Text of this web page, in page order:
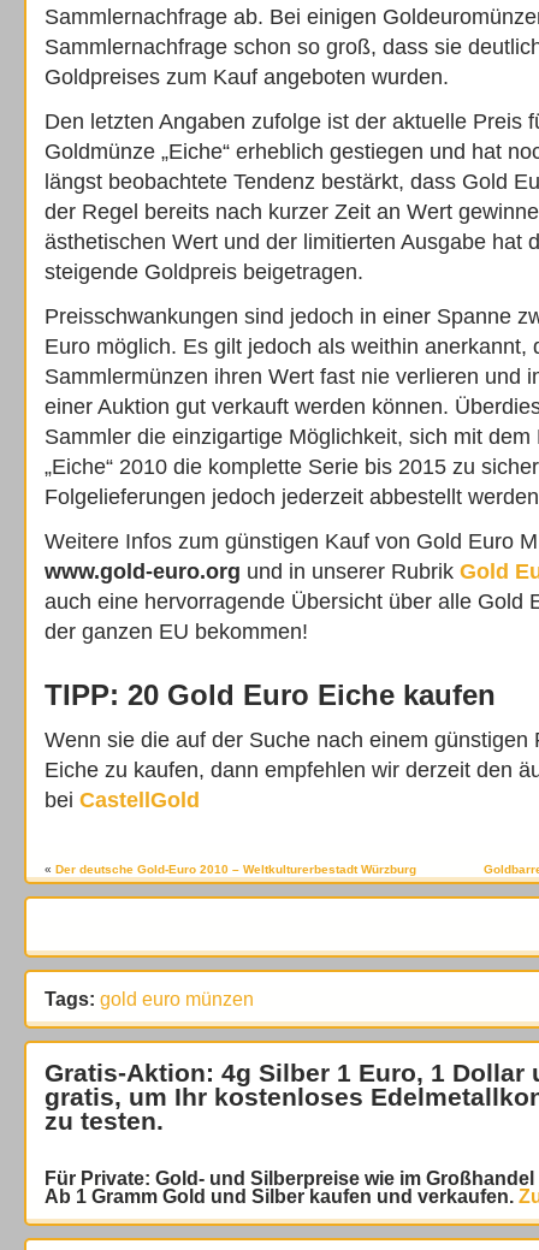
Sammlernachfrage ab. Bei einigen
Sammlernachfrage schon so groß, dass sie
Goldpreises zum Kauf angeboten wurden.
Den letzten Angaben zufolge ist der aktuelle Preis
Goldmünze „Eiche“ erheblich gestiegen und hat
längst beobachtete Tendenz bestärkt, dass Gold
der Regel bereits nach kurzer Zeit an Wert
ästhetischen Wert und der limitierten Ausgabe hat
steigende Goldpreis beigetragen.
Preisschwankungen sind jedoch in einer Spanne
Euro möglich. Es gilt jedoch als weithin anerkannt,
Sammlermünzen ihren Wert fast nie verlieren und
einer Auktion gut verkauft werden können.
Sammler die einzigartige Möglichkeit, sich mit
„Eiche“ 2010 die komplette Serie bis 2015 zu
Folgelieferungen jedoch jederzeit abbestellt
Weitere Infos zum günstigen Kauf von Gold Euro
www.gold-euro.org und in unserer Rubrik Gold
auch eine hervorragende Übersicht über alle Gold
der ganzen EU bekommen!
TIPP: 20 Gold Euro Eiche kaufen
Wenn sie die auf der Suche nach einem günstigen
Eiche zu kaufen, dann empfehlen wir derzeit den
bei CastellGold
« Der deutsche Gold-Euro 2010 – Weltkulturerbestadt Würzburg
Tags: gold euro münzen
Gratis-Aktion: 4g Silber 1 Euro, 1 Dollar
gratis, um Ihr kostenloses
zu testen.
Für Private: Gold- und Silberpreise wie im
Ab 1 Gramm Gold und Silber kaufen und verkaufen.